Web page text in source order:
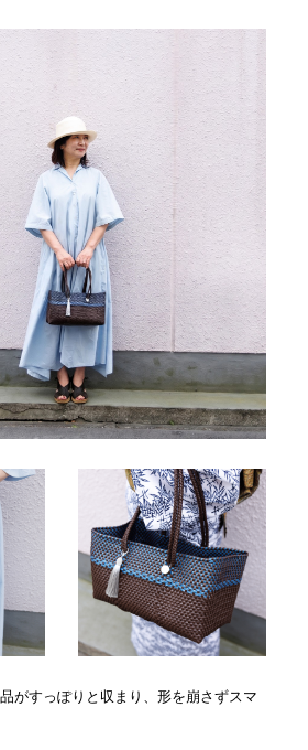
がすっぽりと収まり、形を崩さずスマ